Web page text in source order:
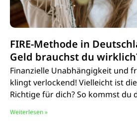
FIRE-Methode in
Geld brauchst du
Finanzielle Unabhängigkeit und
klingt verlockend! Vielleicht ist
Richtige für dich? So kommst du
Weiterlesen »